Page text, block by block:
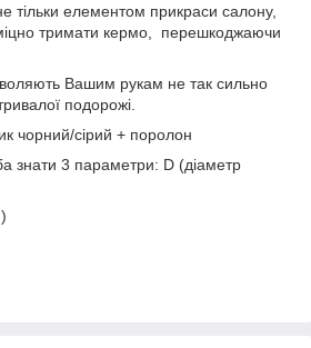
тільки елементом прикраси салону,
тримати кермо, перешкоджаючи
Вашим рукам не так сильно
подорожі.
чорний/сірий + поролон
знати 3 параметри: D (діаметр